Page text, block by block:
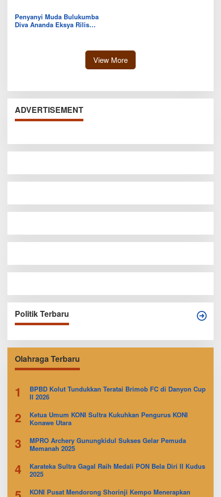
Penyanyi Muda Bulukumba
Diva Ananda Eksya Rilis
View More
ADVERTISEMENT
Politik Terbaru
Olahraga Terbaru
1
BPBD Kolut Tundukkan Teratai Brimob FC di Danyon Cup
II 2026
2
Ketua Umum KONI Sultra Kukuhkan Pengurus KONI
Konawe Utara
3
MPRO Archery Gunungkidul Sukses Gelar Pemuda
Memanah 2025
4
Karateka Sultra Gagal Raih Medali PON Bela Diri II Kudus
2025
KONI Pusat Mendorong Shorinji Kempo Menerapkan